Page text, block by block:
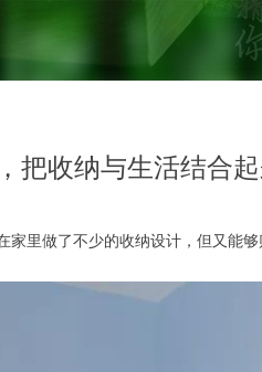
把收纳与生活结合
家里做了不少的收纳设计，但又能